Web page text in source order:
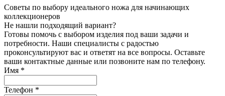
Советы по выбору идеального ножа для начинающих
коллекционеров
Не нашли подходящий вариант?
Готовы помочь с выбором изделия под ваши задачи и
потребности. Наши специалисты с радостью
проконсультируют вас и ответят на все вопросы. Оставьте
ваши контактные данные или позвоните нам по телефону.
Имя *
Телефон *